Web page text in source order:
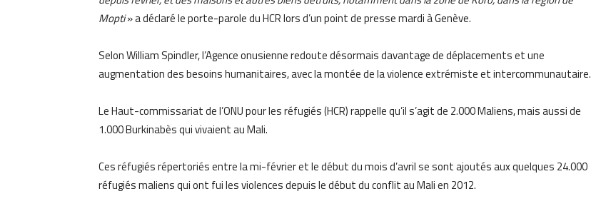
Mopti» a déclaré le porte-parole du HCR lors d’un point de presse mardi à Genève.
Selon William Spindler, l’Agence onusienne redoute désormais davantage de déplacements et une
augmentation des besoins humanitaires, avec la montée de la violence extrémiste et intercommunautaire.
Le Haut-commissariat de l’ONU pour les réfugiés (HCR) rappelle qu’il s’agit de 2.000 Maliens, mais aussi de
1.000 Burkinabès qui vivaient au Mali.
Ces réfugiés répertoriés entre la mi-février et le début du mois d’avril se sont ajoutés aux quelques 24.000
réfugiés maliens qui ont fui les violences depuis le début du conflit au Mali en 2012.